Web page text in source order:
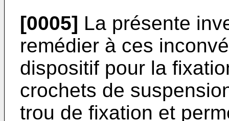
[0005] La présente
remédier à ces
dispositif pour la
crochets de
trou de fixation et